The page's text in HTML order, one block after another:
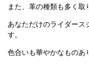
また、革の種類も多く取
あなただけのライダース
す。
色合いも華やかなものあ